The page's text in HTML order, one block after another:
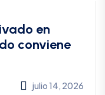
en
conviene
julio 14, 2026